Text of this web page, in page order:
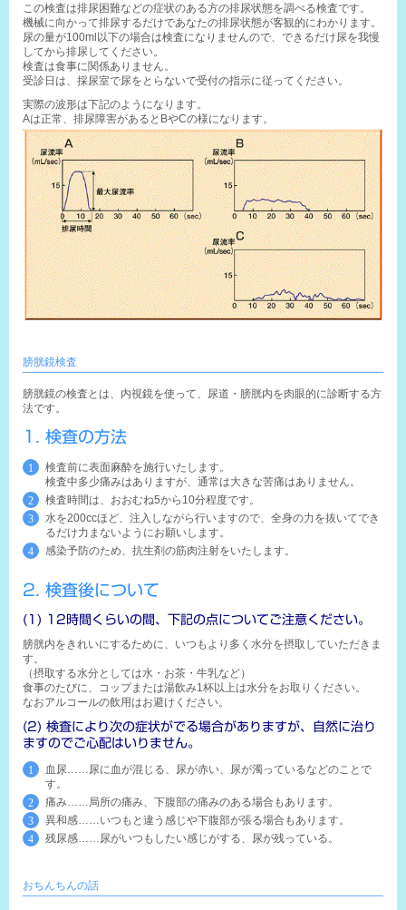
この検査は排尿困難などの症状のある方の排尿状態を調べる検査です。
機械に向かって排尿するだけであなたの排尿状態が客観的にわかります。
尿の量が100ml以下の場合は検査になりませんので、できるだけ尿を我慢
してから排尿してください。
検査は食事に関係ありません。
受診日は、採尿室で尿をとらないで受付の指示に従ってください。
実際の波形は下記のようになります。
Aは正常、排尿障害があるとBやCの様になります。
膀胱鏡検査
膀胱鏡の検査とは、内視鏡を使って、尿道・膀胱内を肉眼的に診断する方
法です。
1. 検査の方法
検査前に表面麻酔を施行いたします。
検査中多少痛みはありますが、通常は大きな苦痛はありません。
検査時間は、おおむね5から10分程度です。
水を200ccほど、注入しながら行いますので、全身の力を抜いてでき
るだけ力まないようにお願いします。
感染予防のため、抗生剤の筋肉注射をいたします。
2. 検査後について
(1) 12時間くらいの間、下記の点についてご注意ください。
膀胱内をきれいにするために、いつもより多く水分を摂取していただきま
す。
（摂取する水分としては水・お茶・牛乳など）
食事のたびに、コップまたは湯飲み1杯以上は水分をお取りください。
なおアルコールの飲用はお避けください。
(2) 検査により次の症状がでる場合がありますが、自然に治り
ますのでご心配はいりません。
血尿……尿に血が混じる、尿が赤い、尿が濁っているなどのことで
す。
痛み……局所の痛み、下腹部の痛みのある場合もあります。
異和感……いつもと違う感じや下腹部が張る場合もあります。
残尿感……尿がいつもしたい感じがする、尿が残っている。
おちんちんの話